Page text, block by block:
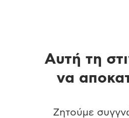
Αυτή τη
να
Ζητούμε